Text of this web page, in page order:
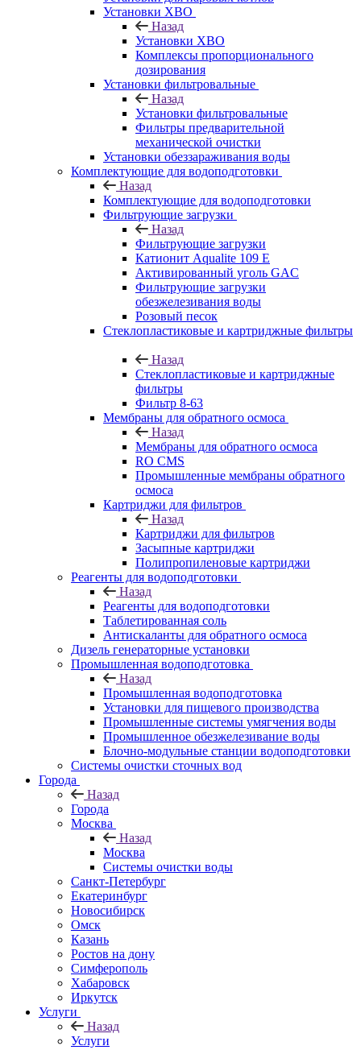
Установки ХВО
Назад
Установки ХВО
Комплексы пропорционального
дозирования
Установки фильтровальные
Назад
Установки фильтровальные
Фильтры предварительной
механической очистки
Установки обеззараживания воды
Комплектующие для водоподготовки
Назад
Комплектующие для водоподготовки
Фильтрующие загрузки
Назад
Фильтрующие загрузки
Катионит Aqualite 109 E
Активированный уголь GAC
Фильтрующие загрузки
обезжелезивания воды
Розовый песок
Стеклопластиковые и картриджные фильтры
Назад
Стеклопластиковые и картриджные
фильтры
Фильтр 8-63
Мембраны для обратного осмоса
Назад
Мембраны для обратного осмоса
RO CMS
Промышленные мембраны обратного
осмоса
Картриджи для фильтров
Назад
Картриджи для фильтров
Засыпные картриджи
Полипропиленовые картриджи
Реагенты для водоподготовки
Назад
Реагенты для водоподготовки
Таблетированная соль
Антискаланты для обратного осмоса
Дизель генераторные установки
Промышленная водоподготовка
Назад
Промышленная водоподготовка
Установки для пищевого производства
Промышленные системы умягчения воды
Промышленное обезжелезивание воды
Блочно-модульные станции водоподготовки
Системы очистки сточных вод
Города
Назад
Города
Москва
Назад
Москва
Системы очистки воды
Санкт-Петербург
Екатеринбург
Новосибирск
Омск
Казань
Ростов на дону
Симферополь
Хабаровск
Иркутск
Услуги
Назад
Услуги